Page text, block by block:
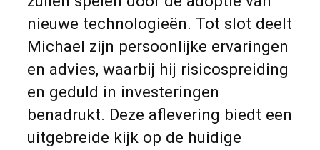
nieuwe technologieën. Tot slot deelt
Michael zijn persoonlijke ervaringen
en advies, waarbij hij risicospreiding
en geduld in investeringen
benadrukt. Deze aflevering biedt een
uitgebreide kijk op de huidige